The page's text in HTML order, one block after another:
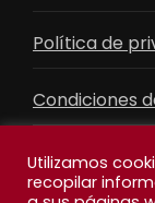
Política de
Condiciones
Contacto
Utilizamos
recopilar